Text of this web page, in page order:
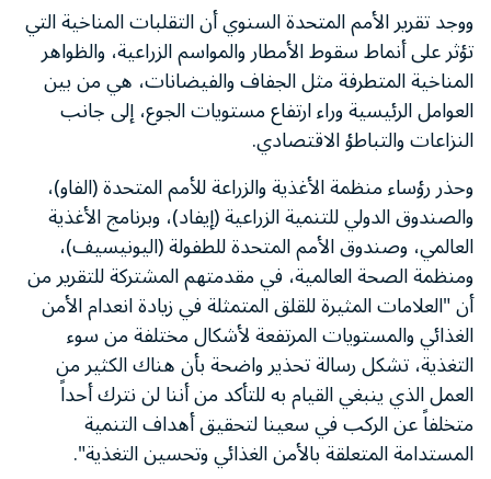
ووجد تقرير الأمم المتحدة السنوي أن التقلبات المناخية التي
تؤثر على أنماط سقوط الأمطار والمواسم الزراعية، والظواهر
المناخية المتطرفة مثل الجفاف والفيضانات، هي من بين
العوامل الرئيسية وراء ارتفاع مستويات الجوع، إلى جانب
النزاعات والتباطؤ الاقتصادي.
وحذر رؤساء منظمة الأغذية والزراعة للأمم المتحدة (الفاو)،
والصندوق الدولي للتنمية الزراعية (إيفاد)، وبرنامج الأغذية
العالمي، وصندوق الأمم المتحدة للطفولة (اليونيسيف)،
ومنظمة الصحة العالمية، في مقدمتهم المشتركة للتقرير من
أن "العلامات المثيرة للقلق المتمثلة في زيادة انعدام الأمن
الغذائي والمستويات المرتفعة لأشكال مختلفة من سوء
التغذية، تشكل رسالة تحذير واضحة بأن هناك الكثير من
العمل الذي ينبغي القيام به للتأكد من أننا لن نترك أحداً
متخلفاً عن الركب في سعينا لتحقيق أهداف التنمية
المستدامة المتعلقة بالأمن الغذائي وتحسين التغذية".